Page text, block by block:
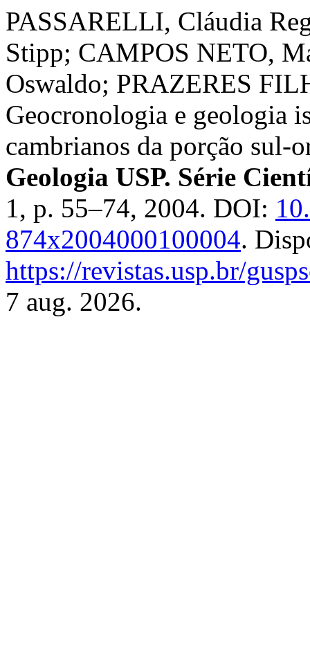
PASSARELLI, Cláudia
Stipp; CAMPOS NETO,
Oswaldo; PRAZERES
Geocronologia e geologia
cambrianos da porção sul-
Geologia USP. Série
1, p. 55–74, 2004. DOI:
874x2004000100004.
https://revistas.usp.br/
7 aug. 2026.